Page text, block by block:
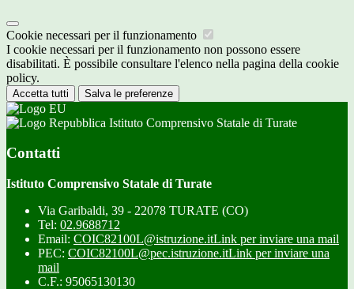
Cookie necessari per il funzionamento
I cookie necessari per il funzionamento non possono essere
disabilitati. È possibile consultare l'elenco nella pagina della cookie
policy.
Accetta tutti Salva le preferenze
Istituto Comprensivo Statale di Turate
Contatti
Istituto Comprensivo Statale di Turate
Via Garibaldi, 39 - 22078 TURATE (CO)
Tel: 02.9688712
Email: COIC82100L@istruzione.itLink per inviare una mail
PEC: COIC82100L@pec.istruzione.itLink per inviare una
mail
C.F.: 95065130130